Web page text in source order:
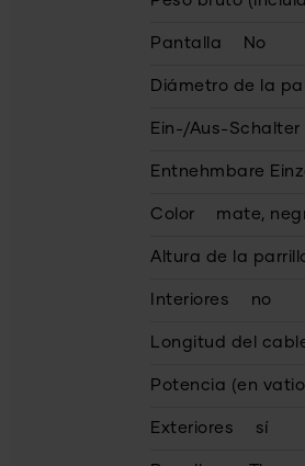
Pantalla No
Diámetro de la
Ein-/Aus-Schalter
Entnehmbare
Color mate,
Altura de la
Interiores no
Longitud del
Potencia (en
Exteriores sí